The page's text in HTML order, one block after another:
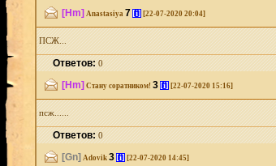
[Hm] Anastasiya 7 [i] [22-07-2020 20:04]
ПСЖ...
Ответов:0
[Hm] Стану соратником! 3 [i] [22-07-2020 15:16]
псж......
Ответов:0
[Gn] Adovik 3 [i] [22-07-2020 14:45]